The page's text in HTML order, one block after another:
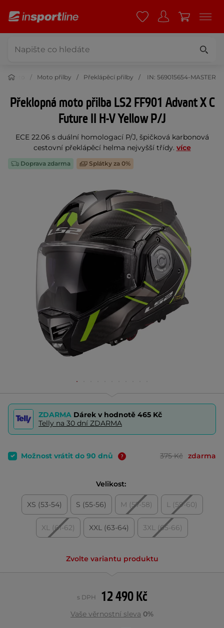
Moto Moto přilby Překlápěcí přilby IN: 569015654-MASTER
Překlopná moto přilba LS2 FF901 Advant X C
Future II H-V Yellow P/J
ECE 22.06 s duální homologací P/J, špičková karbonová
cestovní překlápěcí helma nejvyšší třídy. více
Doprava zdarma Splátky za 0%
ZDARMA Dárek v hodnotě 465 Kč
Telly na 30 dní ZDARMA
Možnost vrátit do 90 dnů 375 Kč zdarma
Velikost:
XS (53-54) S (55-56) M (57-58) L (59-60)
XL (61-62) XXL (63-64) 3XL (65-66)
Zvolte variantu produktu
12 490 Kč
s DPH
Vaše věrnostní sleva 0%